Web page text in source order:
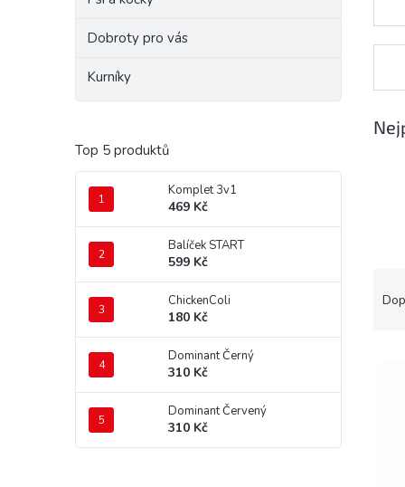
Dobroty pro vás
Kurníky
Top 5 produktů
Komplet 3v1
469 Kč
Balíček START
599 Kč
ChickenColi
180 Kč
Dominant Černý
310 Kč
Dominant Červený
310 Kč